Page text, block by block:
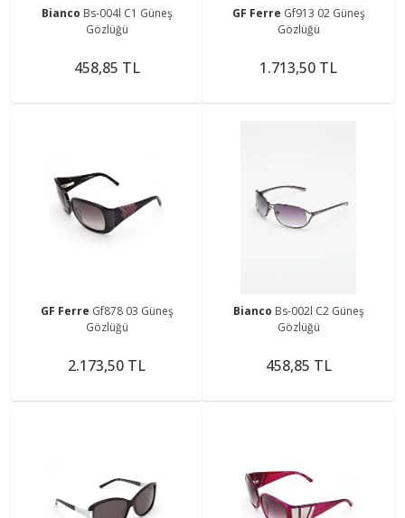
Bianco Bs-004l C1 Güneş
Gözlüğü
458,85 TL
GF Ferre Gf913 02 Güneş
Gözlüğü
1.713,50 TL
GF Ferre Gf878 03 Güneş
Gözlüğü
2.173,50 TL
Bianco Bs-002l C2 Güneş
Gözlüğü
458,85 TL